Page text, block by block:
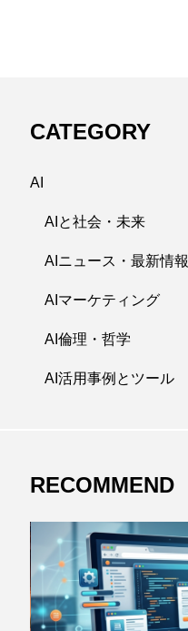
CATEGORY
AI
AIと社会・未来
AIニュース・最新情報
AIマーケティング
AI倫理・哲学
AI活用事例とツール
RECOMMEND